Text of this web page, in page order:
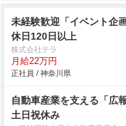
未経験歓迎「イベント企
休日120日以上
株式会社テラ
月給22万円
正社員 / 神奈川県
自動車産業を支える「広
土日祝休み